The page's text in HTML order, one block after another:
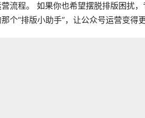
流程。 如果你也希望摆脱排版困扰
个“排版小助手”，让公众号运营变得